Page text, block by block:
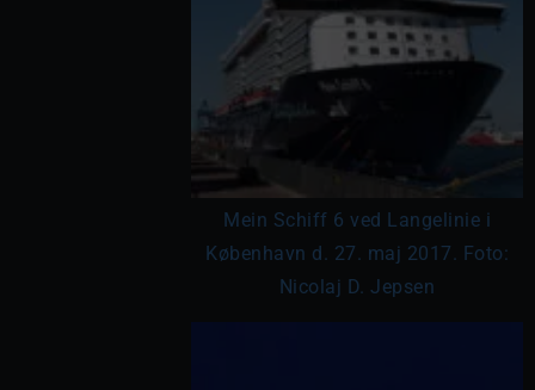
Mein Schiff 6 ved Langelinie i
København d. 27. maj 2017. Foto:
Nicolaj D. Jepsen